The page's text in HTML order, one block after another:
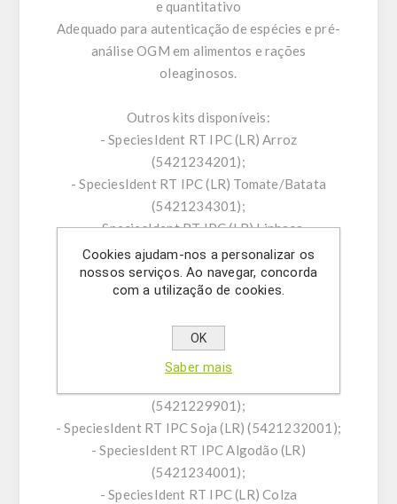
e quantitativo
Adequado para autenticação de espécies e pré-
análise OGM em alimentos e rações
oleaginosos.
Outros kits disponíveis:
- SpeciesIdent RT IPC (LR) Arroz
(5421234201);
- SpeciesIdent RT IPC (LR) Tomate/Batata
(5421234301);
- SpeciesIdent RT IPC (LR) Linhaça
(5421234401);
- SpeciesScreen RT IPC Planta (5421229401);
- SpeciesIdent RT IPC CaMV (LR/HR)
- SpeciesIdent RT IPC Agrobacterium
tumefaciens (LR) (5421229801);
(5421229901);
- SpeciesIdent RT IPC Soja (LR) (5421232001);
- SpeciesIdent RT IPC Algodão (LR)
(5421234001);
- SpeciesIdent RT IPC (LR) Colza
Cookies ajudam-nos a personalizar os
nossos serviços. Ao navegar, concorda
com a utilização de cookies.
OK
Saber mais